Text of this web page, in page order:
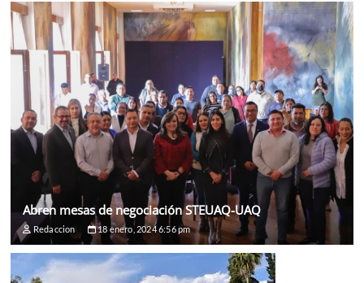
Abren mesas de negociación STEUAQ-UAQ
Redaccion 18 enero, 2024 6:56 pm